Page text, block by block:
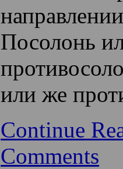
Посолонь
или же
Continue
Comments